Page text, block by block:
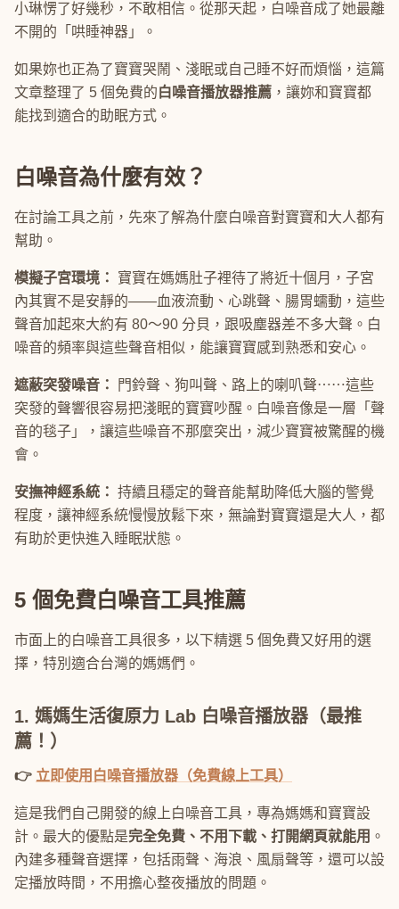
小琳愣了好幾秒，不敢相信。從那天起，白噪音成了她最離
不開的「哄睡神器」。
如果妳也正為了寶寶哭鬧、淺眠或自己睡不好而煩惱，這篇
文章整理了 5 個免費的白噪音播放器推薦 ，讓妳和寶寶都
能找到適合的助眠方式。
白噪音為什麼有效？
在討論工具之前，先來了解為什麼白噪音對寶寶和大人都有
幫助。
模擬子宮環境：
寶寶在媽媽肚子裡待了將近十個月，子宮
內其實不是安靜的——血液流動、心跳聲、腸胃蠕動，這些
聲音加起來大約有 80～90 分貝，跟吸塵器差不多大聲。白
噪音的頻率與這些聲音相似，能讓寶寶感到熟悉和安心。
遮蔽突發噪音：
門鈴聲、狗叫聲、路上的喇叭聲⋯⋯這些
突發的聲響很容易把淺眠的寶寶吵醒。白噪音像是一層「聲
音的毯子」，讓這些噪音不那麼突出，減少寶寶被驚醒的機
會。
安撫神經系統： 持續且穩定的聲音能幫助降低大腦的警覺
程度，讓神經系統慢慢放鬆下來，無論對寶寶還是大人，都
有助於更快進入睡眠狀態。
5 個免費白噪音工具推薦
市面上的白噪音工具很多，以下精選 5 個免費又好用的選
擇，特別適合台灣的媽媽們。
1. 媽媽生活復原力 Lab 白噪音播放器（最推
薦！）
👉 立即使用白噪音播放器（免費線上工具）
這是我們自己開發的線上白噪音工具，專為媽媽和寶寶設
計。最大的優點是完全免費、不用下載、打開網頁就能用 。
內建多種聲音選擇，包括雨聲、海浪、風扇聲等，還可以設
定播放時間，不用擔心整夜播放的問題。